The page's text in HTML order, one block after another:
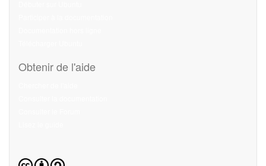
Obtenir de l'aide